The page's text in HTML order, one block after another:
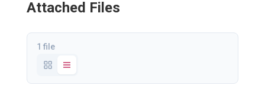
Attached Files
1 file